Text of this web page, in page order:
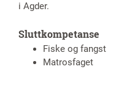
i Agder.
Sluttkompetanse
Fiske og fangst
Matrosfaget